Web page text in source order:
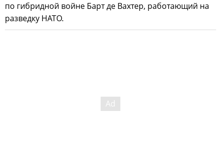
по гибридной войне Барт де Вахтер, работающий на
разведку НАТО.